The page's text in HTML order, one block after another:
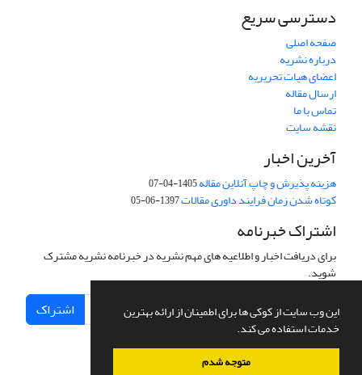
این وب سایت از کوکی ها برای اطمینان از ارائه بهترین
خدمات استفاده می کند.
متوجه شدم
دسترسی سریع
صفحه اصلی
درباره نشریه
اعضای هیات تحریریه
ارسال مقاله
تماس با ما
نقشه سایت
آخرین اخبار
هزینه پذیرش و چاپ آنلاین مقاله1405-04-07
کوتاه شدن زمان فرایند داوری مقالات1397-06-05
اشتراک خبرنامه
برای دریافت اخبار و اطلاعیه های مهم نشریه در خبرنامه نشریه مشترک
شوید.
اشتراک